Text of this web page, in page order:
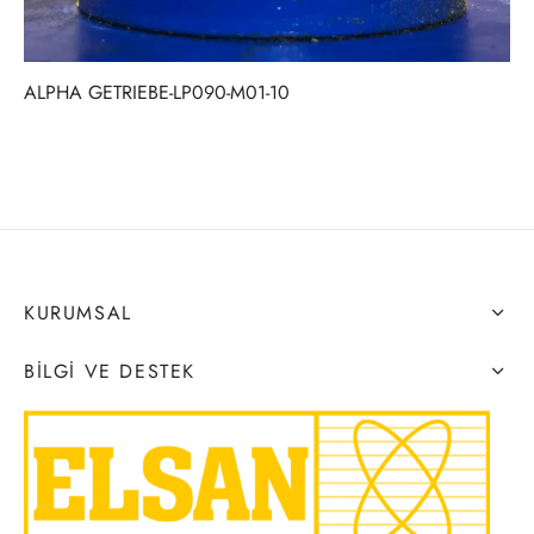
ALPHA GETRIEBE-LP090-M01-10
KURUMSAL
BILGI VE DESTEK